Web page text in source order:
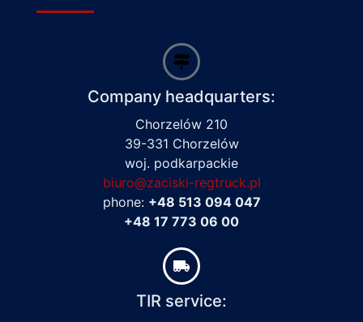
Company headquarters:
Chorzelów 210
39-331 Chorzelów
woj. podkarpackie
biuro@zaciski-regtruck.pl
phone: +48 513 094 047
+48 17 773 06 00
TIR service: